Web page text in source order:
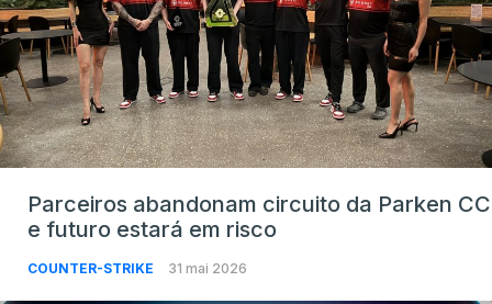
Parceiros abandonam circuito da Parken CC
e futuro estará em risco
COUNTER-STRIKE 31 mai 2026